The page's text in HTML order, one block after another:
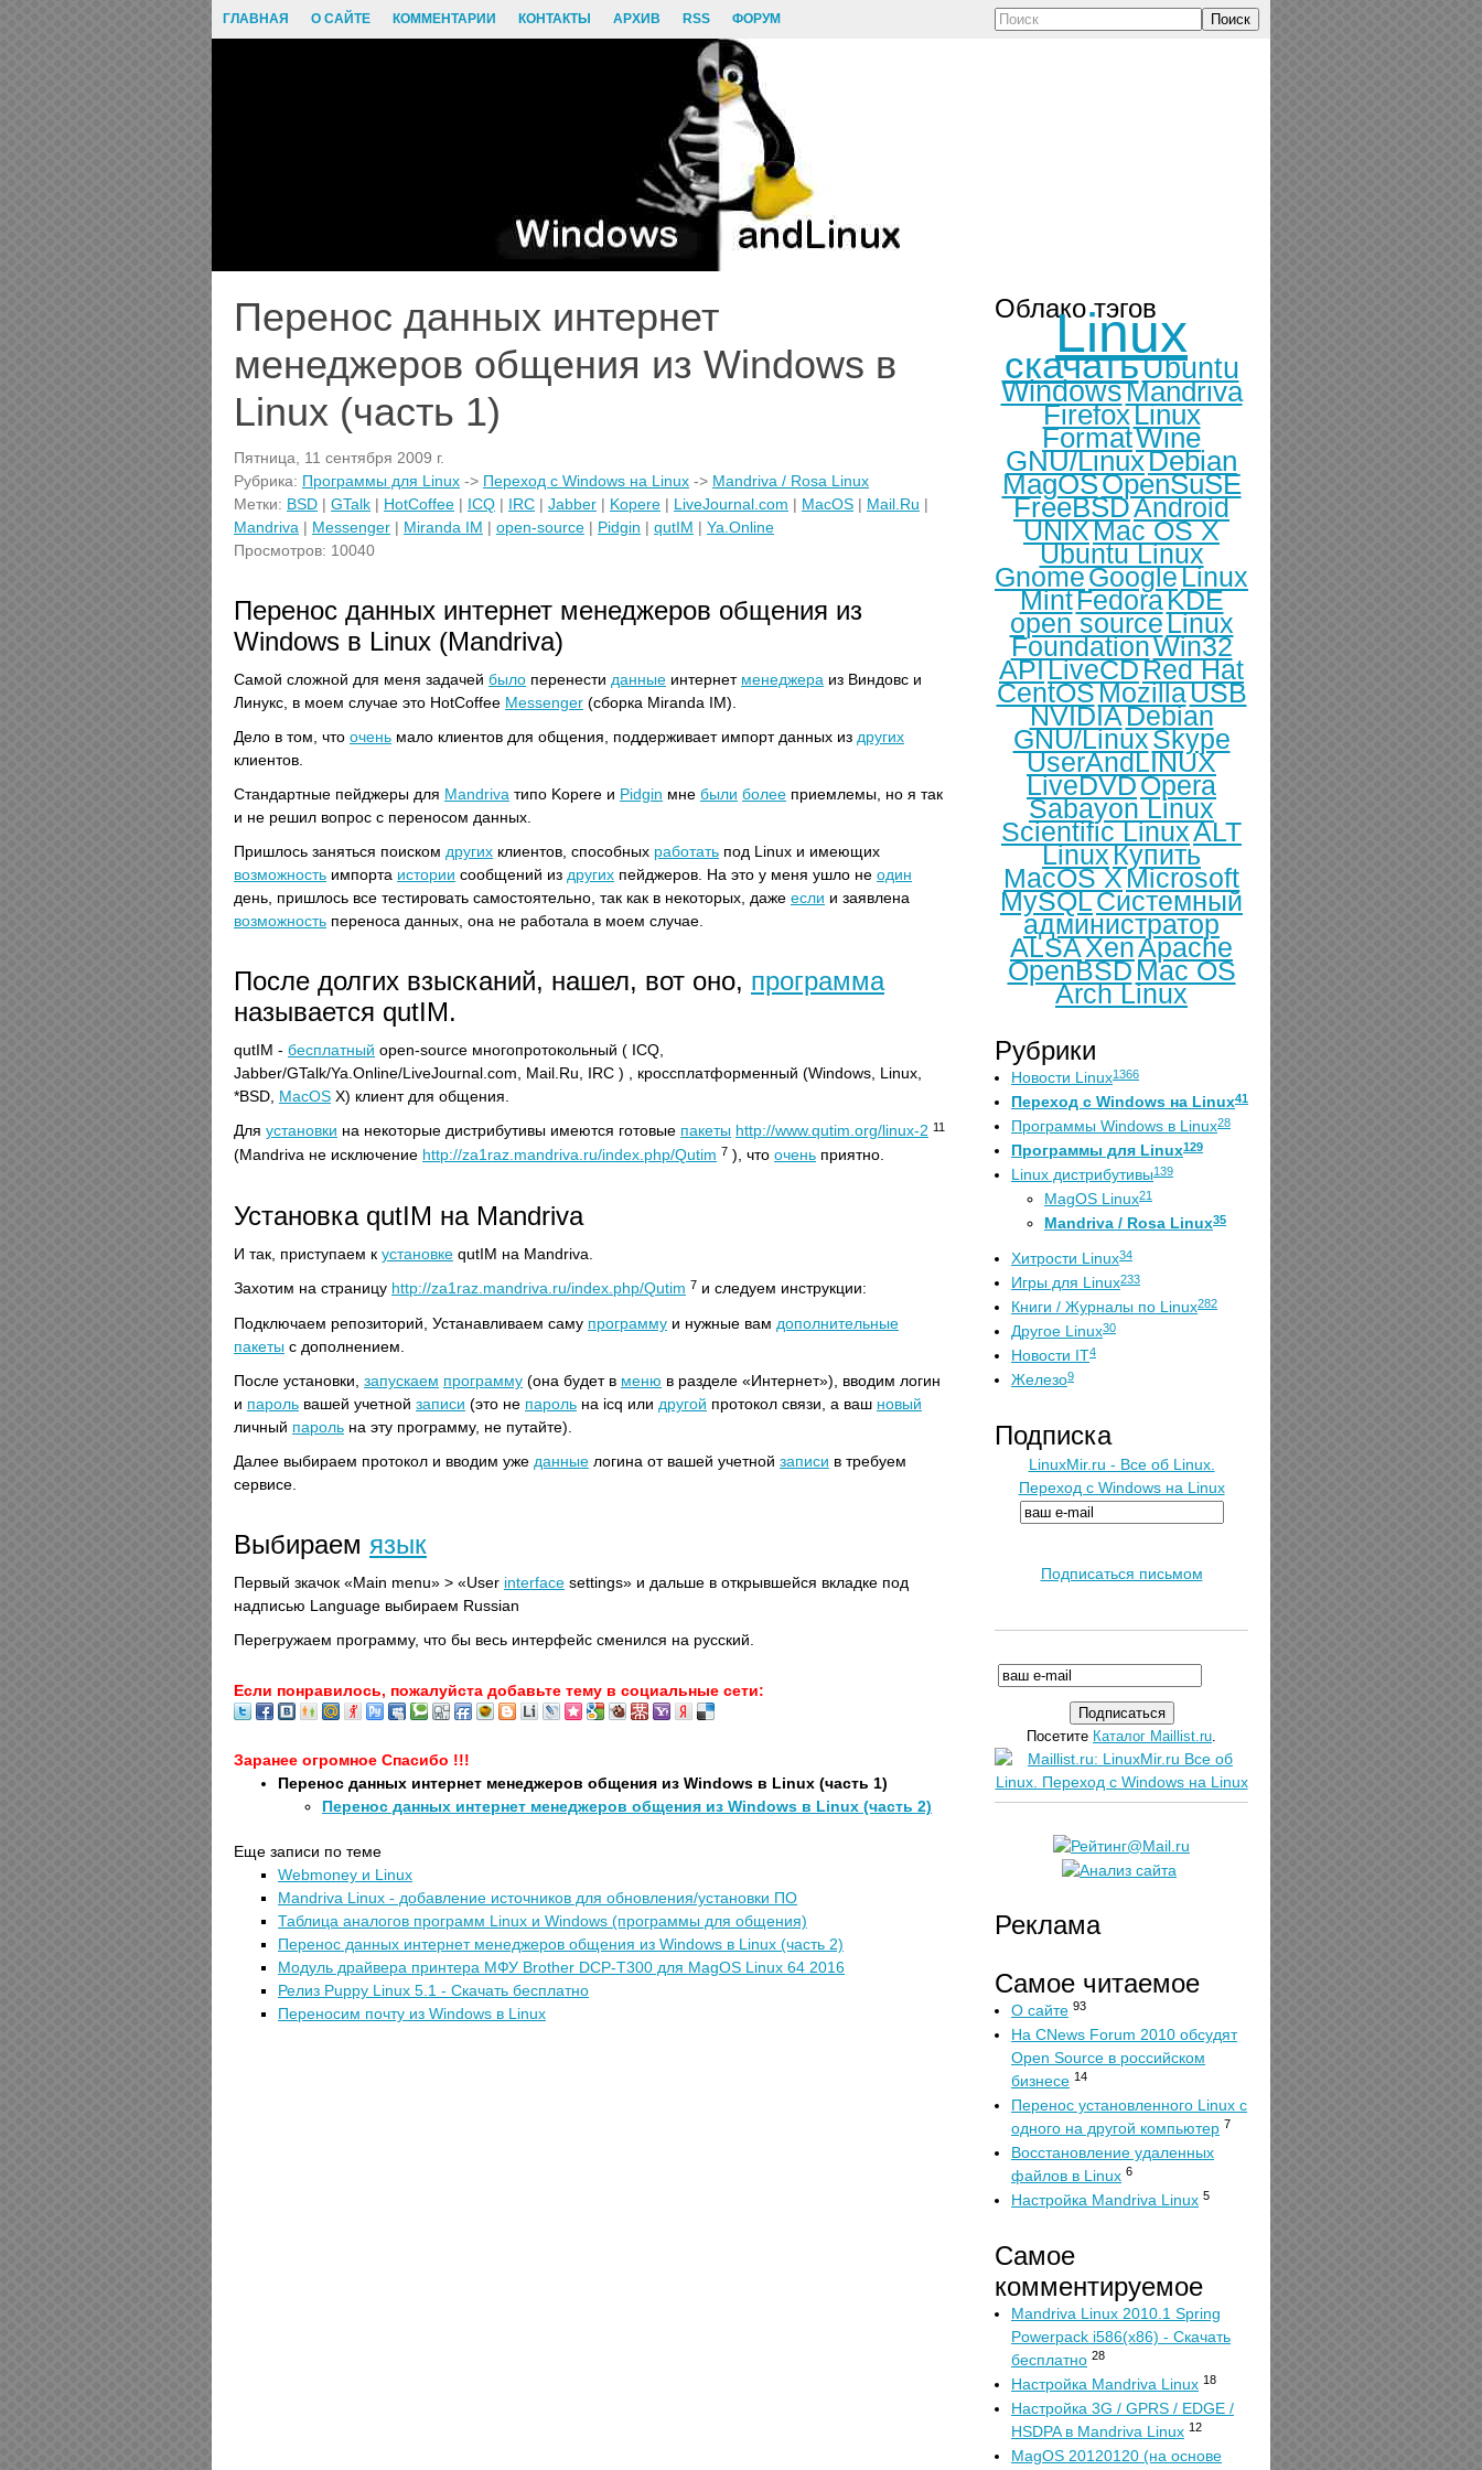
ГЛАВНАЯ О САЙТЕ КОММЕНТАРИИ КОНТАКТЫ АРХИВ RSS ФОРУМ Поиск
Перенос данных интернет
менеджеров общения из Windows в
Linux (часть 1)
Пятница, 11 сентября 2009 г.
Рубрика: Программы для Linux -> Переход с Windows на Linux -> Mandriva / Rosa Linux
Метки: BSD | GTalk | HotCoffee | ICQ | IRC | Jabber | Kopere | LiveJournal.com | MacOS | Mail.Ru |
Mandriva | Messenger | Miranda IM | open-source | Pidgin | qutIM | Ya.Online
Просмотров: 10040
Перенос данных интернет менеджеров общения из
Windows в Linux (Mandriva)
Самой сложной для меня задачей было перенести данные интернет менеджера из Виндовс и
Линукс, в моем случае это HotCoffee Messenger (сборка Miranda IM).
Дело в том, что очень мало клиентов для общения, поддерживает импорт данных из других
клиентов.
Стандартные пейджеры для Mandriva типо Kopere и Pidgin мне были более приемлемы, но я так
и не решил вопрос с переносом данных.
Пришлось заняться поиском других клиентов, способных работать под Linux и имеющих
возможность импорта истории сообщений из других пейджеров. На это у меня ушло не один
день, пришлось все тестировать самостоятельно, так как в некоторых, даже если и заявлена
возможность переноса данных, она не работала в моем случае.
После долгих взысканий, нашел, вот оно, программа
называется qutIM.
qutIM - бесплатный open-source многопротокольный ( ICQ,
Jabber/GTalk/Ya.Online/LiveJournal.com, Mail.Ru, IRC ) , кроссплатформенный (Windows, Linux,
*BSD, MacOS X) клиент для общения.
Для установки на некоторые дистрибутивы имеются готовые пакеты http://www.qutim.org/linux-2 11
(Mandriva не исключение http://za1raz.mandriva.ru/index.php/Qutim 7 ), что очень приятно.
Установка qutIM на Mandriva
И так, приступаем к установке qutIM на Mandriva.
Захотим на страницу http://za1raz.mandriva.ru/index.php/Qutim 7 и следуем инструкции:
Подключаем репозиторий, Устанавливаем саму программу и нужные вам дополнительные
пакеты с дополнением.
После установки, запускаем программу (она будет в меню в разделе «Интернет»), вводим логин
и пароль вашей учетной записи (это не пароль на icq или другой протокол связи, а ваш новый
личный пароль на эту программу, не путайте).
Далее выбираем протокол и вводим уже данные логина от вашей учетной записи в требуем
сервисе.
Выбираем язык
Первый зкачок «Main menu» > «User interface settings» и дальше в открывшейся вкладке под
надписью Language выбираем Russian
Перегружаем программу, что бы весь интерфейс сменился на русский.
Если понравилось, пожалуйста добавьте тему в социальные сети:
Заранее огромное Спасибо !!!
Перенос данных интернет менеджеров общения из Windows в Linux (часть 1)
Перенос данных интернет менеджеров общения из Windows в Linux (часть 2)
Еще записи по теме
Webmoney и Linux
Mandriva Linux - добавление источников для обновления/установки ПО
Таблица аналогов программ Linux и Windows (программы для общения)
Перенос данных интернет менеджеров общения из Windows в Linux (часть 2)
Модуль драйвера принтера МФУ Brother DCP-T300 для MagOS Linux 64 2016
Релиз Puppy Linux 5.1 - Скачать бесплатно
Переносим почту из Windows в Linux
Облако тэгов
Linux
скачатьUbuntu
WindowsMandriva
FirefoxLinux
FormatWine
GNU/LinuxDebian
MagOSOpenSuSE
FreeBSDAndroid
UNIXMac OS X
Ubuntu Linux
GnomeGoogleLinux
MintFedoraKDE
open sourceLinux
FoundationWin32
APILiveCDRed Hat
CentOSMozillaUSB
NVIDIADebian
GNU/LinuxSkype
UserAndLINUX
LiveDVDOpera
Sabayon Linux
Scientific LinuxALT
LinuxКупить
MacOS XMicrosoft
MySQLСистемный
администратор
ALSAXenApache
OpenBSD Mac OS
Arch Linux
Рубрики
Новости Linux1366
Переход с Windows на Linux41
Программы Windows в Linux28
Программы для Linux129
Linux дистрибутивы139
MagOS Linux21
Mandriva / Rosa Linux35
Хитрости Linux34
Игры для Linux233
Книги / Журналы по Linux282
Другое Linux30
Новости IT4
Железо9
Подписка
LinuxMir.ru - Все об Linux.
Переход с Windows на Linux
Подписаться письмом
Посетите Каталог Maillist.ru.
Реклама
Самое читаемое
О сайте 93
На CNews Forum 2010 обсудят
Open Source в российском
бизнесе 14
Перенос установленного Linux с
одного на другой компьютер 7
Восстановление удаленных
файлов в Linux 6
Настройка Mandriva Linux 5
Самое
комментируемое
Mandriva Linux 2010.1 Spring
Powerpack i586(x86) - Скачать
бесплатно 28
Настройка Mandriva Linux 18
Настройка 3G / GPRS / EDGE /
HSDPA в Mandriva Linux 12
MagOS 20120120 (на основе